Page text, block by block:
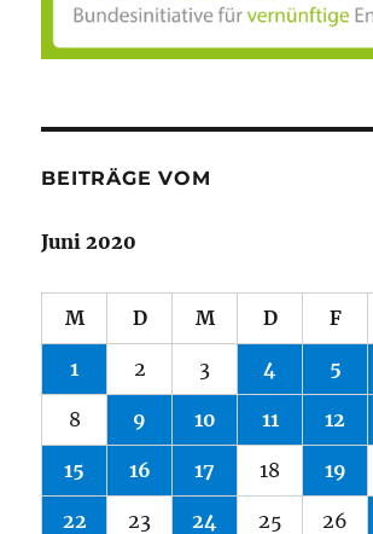
BEITRÄGE VOM
Juni 2020
M D M D F
1 2 3 4 5
8 9 10 11 12
15 16 17 18 19
22 23 24 25 26